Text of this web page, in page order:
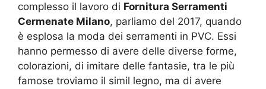
complesso il lavoro di Fornitura Serramenti
Cermenate Milano, parliamo del 2017, quando
è esplosa la moda dei serramenti in PVC. Essi
hanno permesso di avere delle diverse forme,
colorazioni, di imitare delle fantasie, tra le più
famose troviamo il simil legno, ma di avere